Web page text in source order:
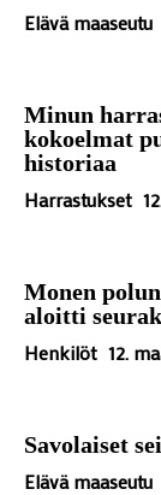
Elävä maaseutu
Minun
kokoelmat
historiaa
Harrastukset
Monen
aloitti
Henkilöt 12.
Savolaiset
Elävä maaseutu